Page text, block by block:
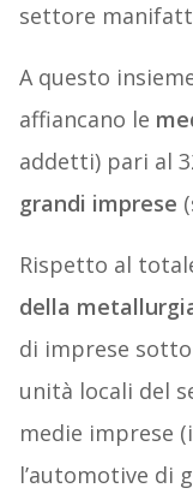
settore
A questo
affiancano le
addetti) pari al
grandi imprese
Rispetto al
della
di imprese
unità locali del
medie imprese
l’automotive di